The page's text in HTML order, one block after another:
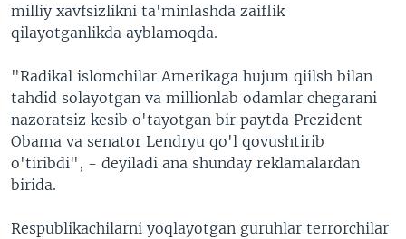
milliy xavfsizlikni ta'minlashda zaiflik
qilayotganlikda ayblamoqda.
"Radikal islomchilar Amerikaga hujum qiilsh bilan
tahdid solayotgan va millionlab odamlar chegarani
nazoratsiz kesib o'tayotgan bir paytda Prezident
Obama va senator Lendryu qo'l qovushtirib
o'tiribdi", - deyiladi ana shunday reklamalardan
birida.
Respublikachilarni yoqlayotgan guruhlar terrorchilar